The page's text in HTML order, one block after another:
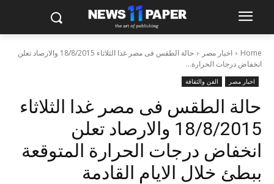
Home اخبار مصر
حالة الطقس فى مصر غدا الثلاثاء 18/8/2015 والارصاد تعلن
انخفاض درجات الحرارة...
اخبار مصر الفن والثقافة
حالة الطقس فى مصر غدا الثلاثاء
18/8/2015 والارصاد تعلن
انخفاض درجات الحرارة المتوقعة
ببطئ خلال الايام القادمة